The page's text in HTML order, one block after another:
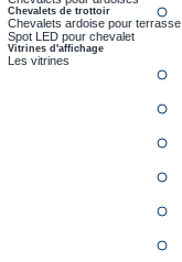
Chevalets de trottoir
Chevalets ardoise pour terrasse
Spot LED pour chevalet
Vitrines d'affichage
Les vitrines